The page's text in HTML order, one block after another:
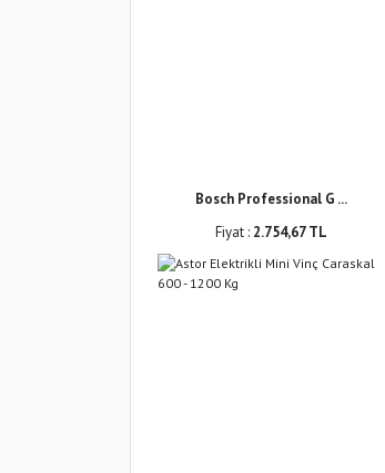
Bosch Professional G ...
Fiyat : 2.754,67 TL